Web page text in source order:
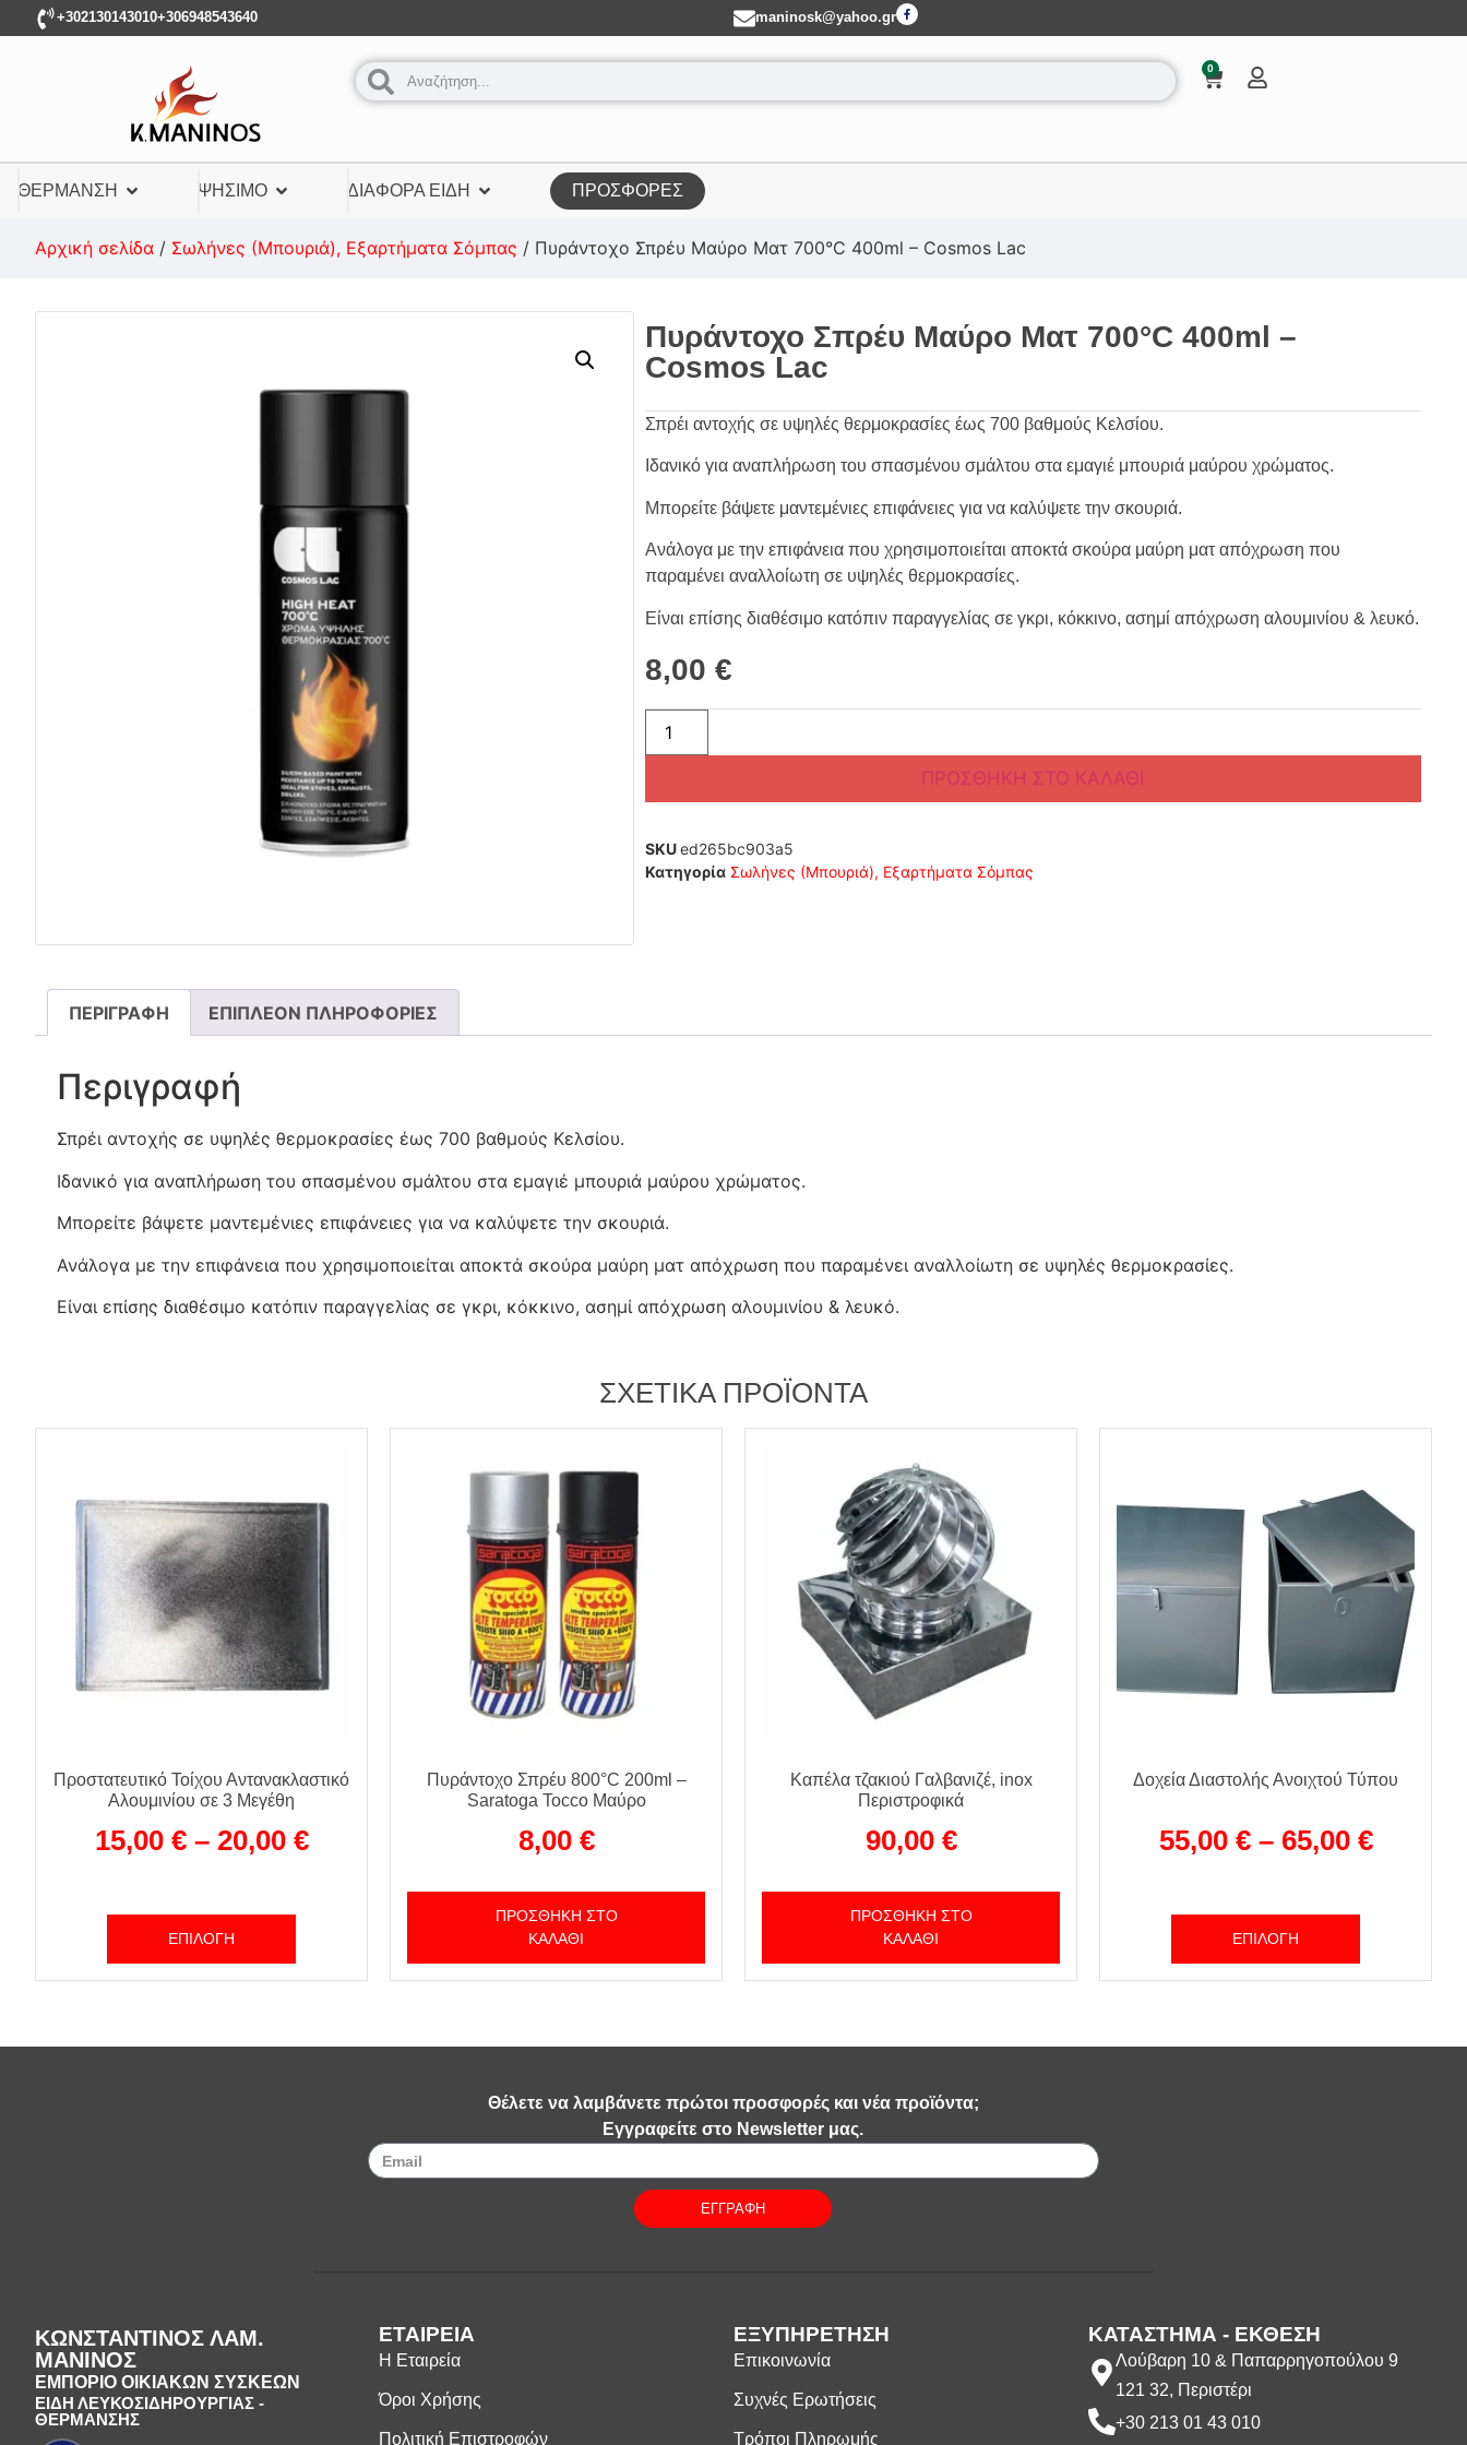
+302130143010+306948543640 maninosk@yahoo.gr
0
ΘΈΡΜΑΝΣΗ ΨΉΣΙΜΟ ΔΙΆΦΟΡΑ ΕΊΔΗ ΠΡΟΣΦΟΡΕΣ
Αρχική σελίδα / Σωλήνες (Μπουριά), Εξαρτήματα Σόμπας / Πυράντοχο Σπρέυ Μαύρο Ματ 700°C 400ml – Cosmos Lac
Πυράντοχο Σπρέυ Μαύρο Ματ 700°C 400ml –
Cosmos Lac
Σπρέι αντοχής σε υψηλές θερμοκρασίες έως 700 βαθμούς Κελσίου.
Ιδανικό για αναπλήρωση του σπασμένου σμάλτου στα εμαγιέ μπουριά μαύρου χρώματος.
Μπορείτε βάψετε μαντεμένιες επιφάνειες για να καλύψετε την σκουριά.
Ανάλογα με την επιφάνεια που χρησιμοποιείται αποκτά σκούρα μαύρη ματ απόχρωση που
παραμένει αναλλοίωτη σε υψηλές θερμοκρασίες.
Είναι επίσης διαθέσιμο κατόπιν παραγγελίας σε γκρι, κόκκινο, ασημί απόχρωση αλουμινίου & λευκό.
8,00 €
ΠΡΟΣΘΉΚΗ ΣΤΟ ΚΑΛΆΘΙ
SKUed265bc903a5
Κατηγορία Σωλήνες (Μπουριά), Εξαρτήματα Σόμπας
ΠΕΡΙΓΡΑΦΉ ΕΠΙΠΛΈΟΝ ΠΛΗΡΟΦΟΡΊΕΣ
Περιγραφή
Σπρέι αντοχής σε υψηλές θερμοκρασίες έως 700 βαθμούς Κελσίου.
Ιδανικό για αναπλήρωση του σπασμένου σμάλτου στα εμαγιέ μπουριά μαύρου χρώματος.
Μπορείτε βάψετε μαντεμένιες επιφάνειες για να καλύψετε την σκουριά.
Ανάλογα με την επιφάνεια που χρησιμοποιείται αποκτά σκούρα μαύρη ματ απόχρωση που παραμένει αναλλοίωτη σε υψηλές θερμοκρασίες.
Είναι επίσης διαθέσιμο κατόπιν παραγγελίας σε γκρι, κόκκινο, ασημί απόχρωση αλουμινίου & λευκό.
ΣΧΕΤΙΚΆ ΠΡΟΪΌΝΤΑ
Προστατευτικό Τοίχου Αντανακλαστικό
Αλουμινίου σε 3 Μεγέθη
15,00 € – 20,00 €
ΕΠΙΛΟΓΉ
Πυράντοχο Σπρέυ 800°C 200ml –
Saratoga Tocco Μαύρο
8,00 €
ΠΡΟΣΘΉΚΗ ΣΤΟ
ΚΑΛΆΘΙ
Καπέλα τζακιού Γαλβανιζέ, inox
Περιστροφικά
90,00 €
ΠΡΟΣΘΉΚΗ ΣΤΟ
ΚΑΛΆΘΙ
Δοχεία Διαστολής Ανοιχτού Τύπου
55,00 € – 65,00 €
ΕΠΙΛΟΓΉ
Θέλετε να λαμβάνετε πρώτοι προσφορές και νέα προϊόντα;
Εγγραφείτε στο Newsletter μας.
ΕΓΓΡΑΦΗ
ΚΩΝΣΤΑΝΤΙΝΟΣ ΛΑΜ.
ΜΑΝΙΝΟΣ
ΕΜΠΟΡΙΟ ΟΙΚΙΑΚΩΝ ΣΥΣΚΕΩΝ
ΕΙΔΗ ΛΕΥΚΟΣΙΔΗΡΟΥΡΓΙΑΣ -
ΘΕΡΜΑΝΣΗΣ
ΕΤΑΙΡΕΙΑ
Η Εταιρεία
Όροι Χρήσης
Πολιτική Επιστροφών
ΕΞΥΠΗΡΕΤΗΣΗ
Επικοινωνία
Συχνές Ερωτήσεις
Τρόποι Πληρωμής
ΚΑΤΑΣΤΗΜΑ - ΕΚΘΕΣΗ
Λούβαρη 10 & Παπαρρηγοπούλου 9
121 32, Περιστέρι
+30 213 01 43 010